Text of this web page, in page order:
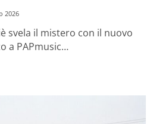
2026
svela il mistero con il nuovo
a PAPmusic…